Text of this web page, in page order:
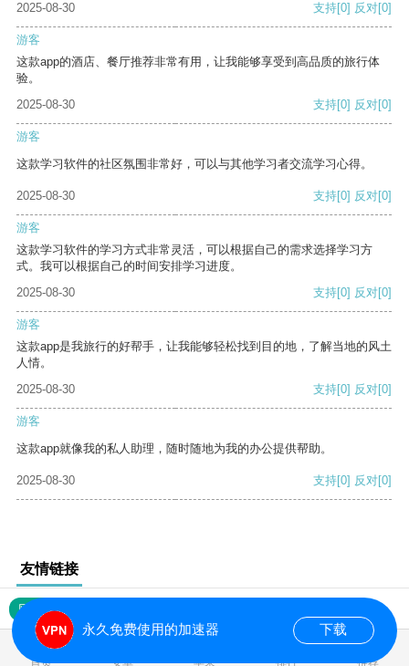
2025-08-30
支持[0] 反对[0]
游客
这款app的酒店、餐厅推荐非常有用，让我能够享受到高品质的旅行体
验。
2025-08-30
支持[0] 反对[0]
游客
这款学习软件的社区氛围非常好，可以与其他学习者交流学习心得。
2025-08-30 支持[0] 反对[0]
游客
这款学习软件的学习方式非常灵活，可以根据自己的需求选择学习方
式。我可以根据自己的时间安排学习进度。
2025-08-30
支持[0] 反对[0]
游客
这款app是我旅行的好帮手，让我能够轻松找到目的地，了解当地的风土
人情。
2025-08-30
支持[0] 反对[0]
游客
这款app就像我的私人助理，随时随地为我的办公提供帮助。
2025-08-30 支持[0] 反对[0]
友情链接
网站地图
首页 安卓 苹果 排行 推荐
永久免费使用的加速器 下载
0.017765s